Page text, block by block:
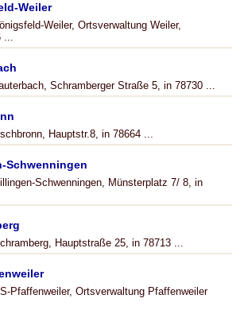
Weiler
Weiler, Ortsverwaltung Weiler,
...
Schramberger Straße 5, in 78730 ...
Hauptstr.8, in 78664 ...
Schwenningen
Schwenningen, Münsterplatz 7/ 8, in
Hauptstraße 25, in 78713 ...
Pfaffenweiler, Ortsverwaltung Pfaffenweiler